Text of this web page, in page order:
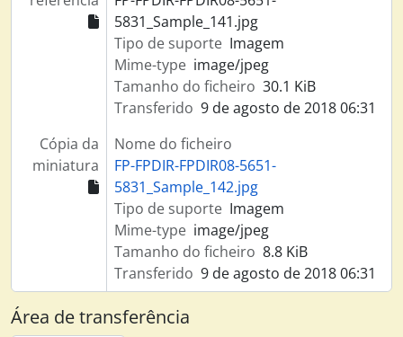
5831_Sample_141.jpg
Tipo de suporte Imagem
Mime-type image/jpeg
Tamanho do ficheiro 30.1 KiB
Transferido 9 de agosto de 2018 06:31
Cópia da
miniatura
Nome do ficheiro
FP-FPDIR-FPDIR08-5651-
5831_Sample_142.jpg
Tipo de suporte Imagem
Mime-type image/jpeg
Tamanho do ficheiro 8.8 KiB
Transferido 9 de agosto de 2018 06:31
Área de transferência